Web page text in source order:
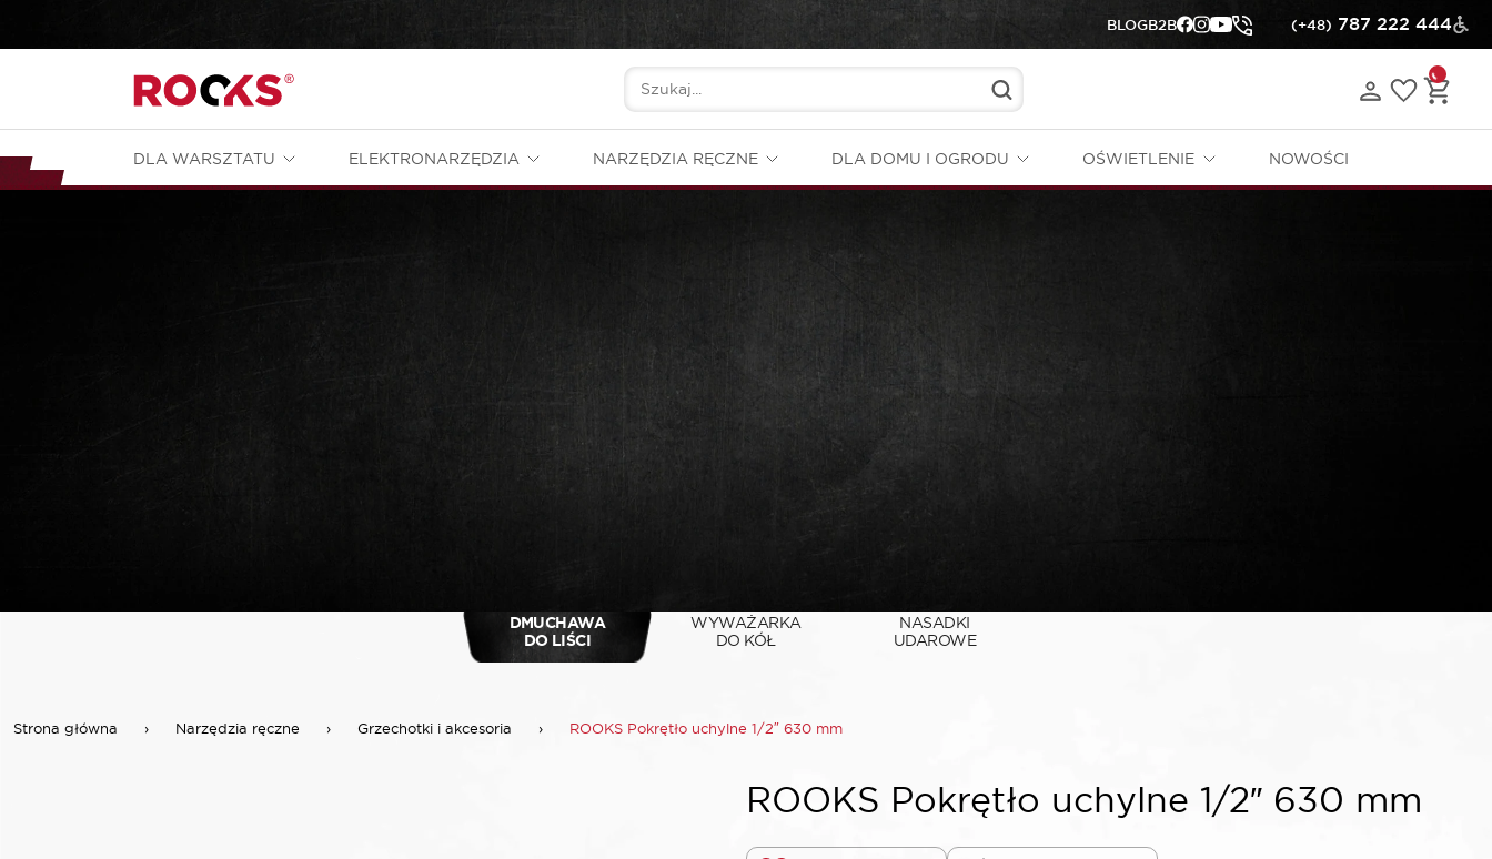
BLOGB2B (+48) 787 222 444
DLA WARSZTATU ELEKTRONARZĘDZIA NARZĘDZIA RĘCZNE DLA DOMU I OGRODU OŚWIETLENIE NOWOŚCI
DMUCHAWA
DO LIŚCI
WYWAŻARKA
DO KÓŁ
NASADKI
UDAROWE
Strona główna › Narzędzia ręczne › Grzechotki i akcesoria › ROOKS Pokrętło uchylne 1/2″ 630 mm
ROOKS Pokrętło uchylne 1/2″ 630 mm